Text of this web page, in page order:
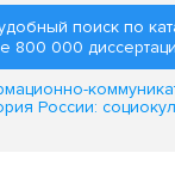
поиск по
800 000
России: